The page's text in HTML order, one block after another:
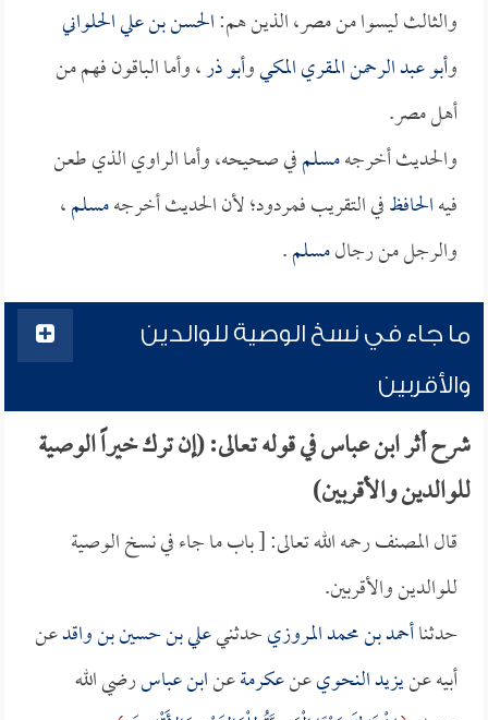
والثالث ليسوا من مصر، الذين هم:الحسن بن علي الحلواني
وأبو عبد الرحمن المقري المكيوأبو ذر، وأما الباقون فهم من
أهل مصر.
والحديث أخرجهمسلمفي صحيحه، وأما الراوي الذي طعن
فيهالحافظفي التقريب فمردود؛ لأن الحديث أخرجهمسلم،
والرجل من رجالمسلم.
ما جاء في نسخ الوصية للوالدين
والأقربين
شرح أثر ابن عباس في قوله تعالى: (إن ترك خيراً الوصية
للوالدين والأقربين)
قال المصنف رحمه الله تعالى: [ باب ما جاء في نسخ الوصية
للوالدين والأقربين.
حدثناأحمد بن محمد المروزيحدثنيعلي بن حسين بن واقدعن
أبيه عنيزيد النحويعنعكرمةعنابن عباسرضي الله